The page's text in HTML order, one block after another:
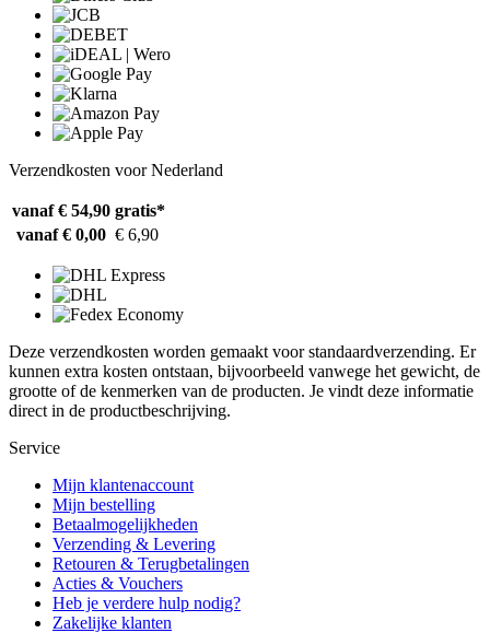
Verzendkosten voor Nederland
vanaf € 54,90 gratis*
vanaf € 0,00 € 6,90
Deze verzendkosten worden gemaakt voor standaardverzending. Er
kunnen extra kosten ontstaan, bijvoorbeeld vanwege het gewicht, de
grootte of de kenmerken van de producten. Je vindt deze informatie
direct in de productbeschrijving.
Service
Mijn klantenaccount
Mijn bestelling
Betaalmogelijkheden
Verzending & Levering
Retouren & Terugbetalingen
Acties & Vouchers
Heb je verdere hulp nodig?
Zakelijke klanten